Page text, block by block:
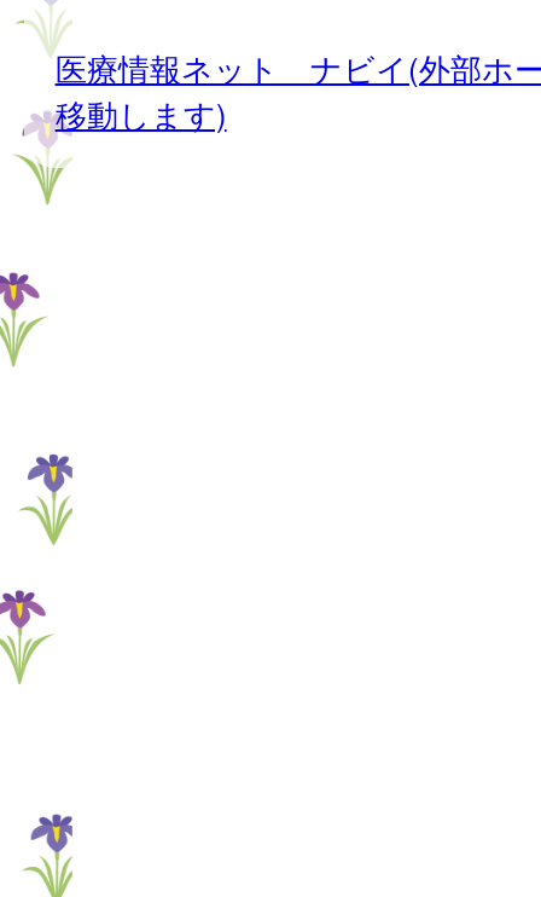
医療情報ネット ナビイ(外部ホ
移動します)